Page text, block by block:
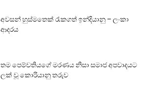
අවසන් හුස්මතෙක් රැකගත් ඉන්දියානු – ලංකා
ආදරය
තම පෙම්වතියගේ මරණය නිසා සමාජ අපවාදයට
ලක් වූ කොරියානු තරුව